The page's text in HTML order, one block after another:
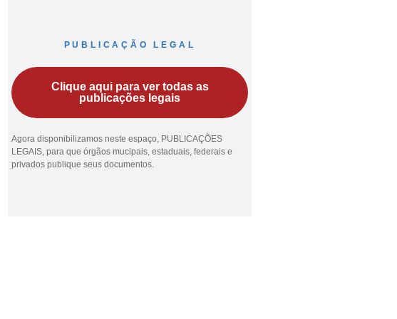
PUBLICAÇÃO LEGAL
Clique aqui para ver todas as
publicações legais
Agora disponibilizamos neste espaço, PUBLICAÇÕES
LEGAIS, para que órgãos mucipais, estaduais, federais e
privados publique seus documentos.